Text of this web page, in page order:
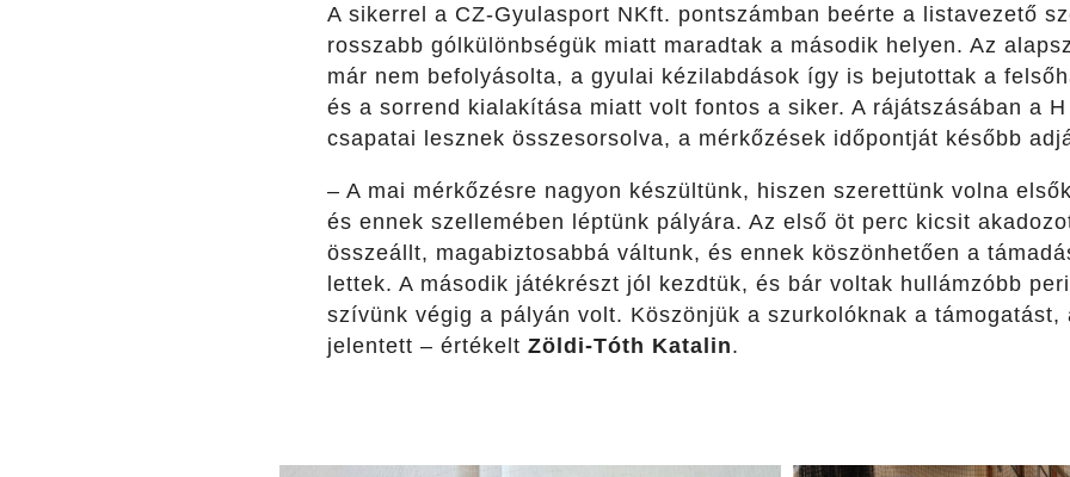
A sikerrel a CZ-Gyulasport NKft. pontszámban beérte a listavezető
rosszabb gólkülönbségük miatt maradtak a második helyen. Az
már nem befolyásolta, a gyulai kézilabdások így is bejutottak a
és a sorrend kialakítása miatt volt fontos a siker. A rájátszásában a
csapatai lesznek összesorsolva, a mérkőzések időpontját később
– A mai mérkőzésre nagyon készültünk, hiszen szerettünk volna
és ennek szellemében léptünk pályára. Az első öt perc kicsit
összeállt, magabiztosabbá váltunk, és ennek köszönhetően a
lettek. A második játékrészt jól kezdtük, és bár voltak hullámzóbb
szívünk végig a pályán volt. Köszönjük a szurkolóknak a támogatást,
jelentett – értékelt Zöldi-Tóth Katalin.